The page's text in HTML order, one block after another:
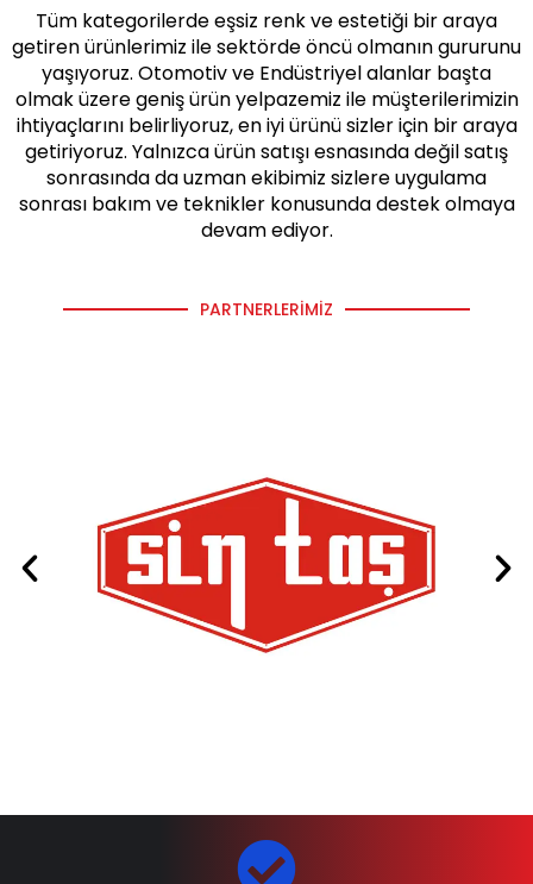
Tüm kategorilerde eşsiz renk ve estetiği bir araya
getiren ürünlerimiz ile sektörde öncü olmanın gururunu
yaşıyoruz. Otomotiv ve Endüstriyel alanlar başta
olmak üzere geniş ürün yelpazemiz ile müşterilerimizin
ihtiyaçlarını belirliyoruz, en iyi ürünü sizler için bir araya
getiriyoruz. Yalnızca ürün satışı esnasında değil satış
sonrasında da uzman ekibimiz sizlere uygulama
sonrası bakım ve teknikler konusunda destek olmaya
devam ediyor.
PARTNERLERIMIZ